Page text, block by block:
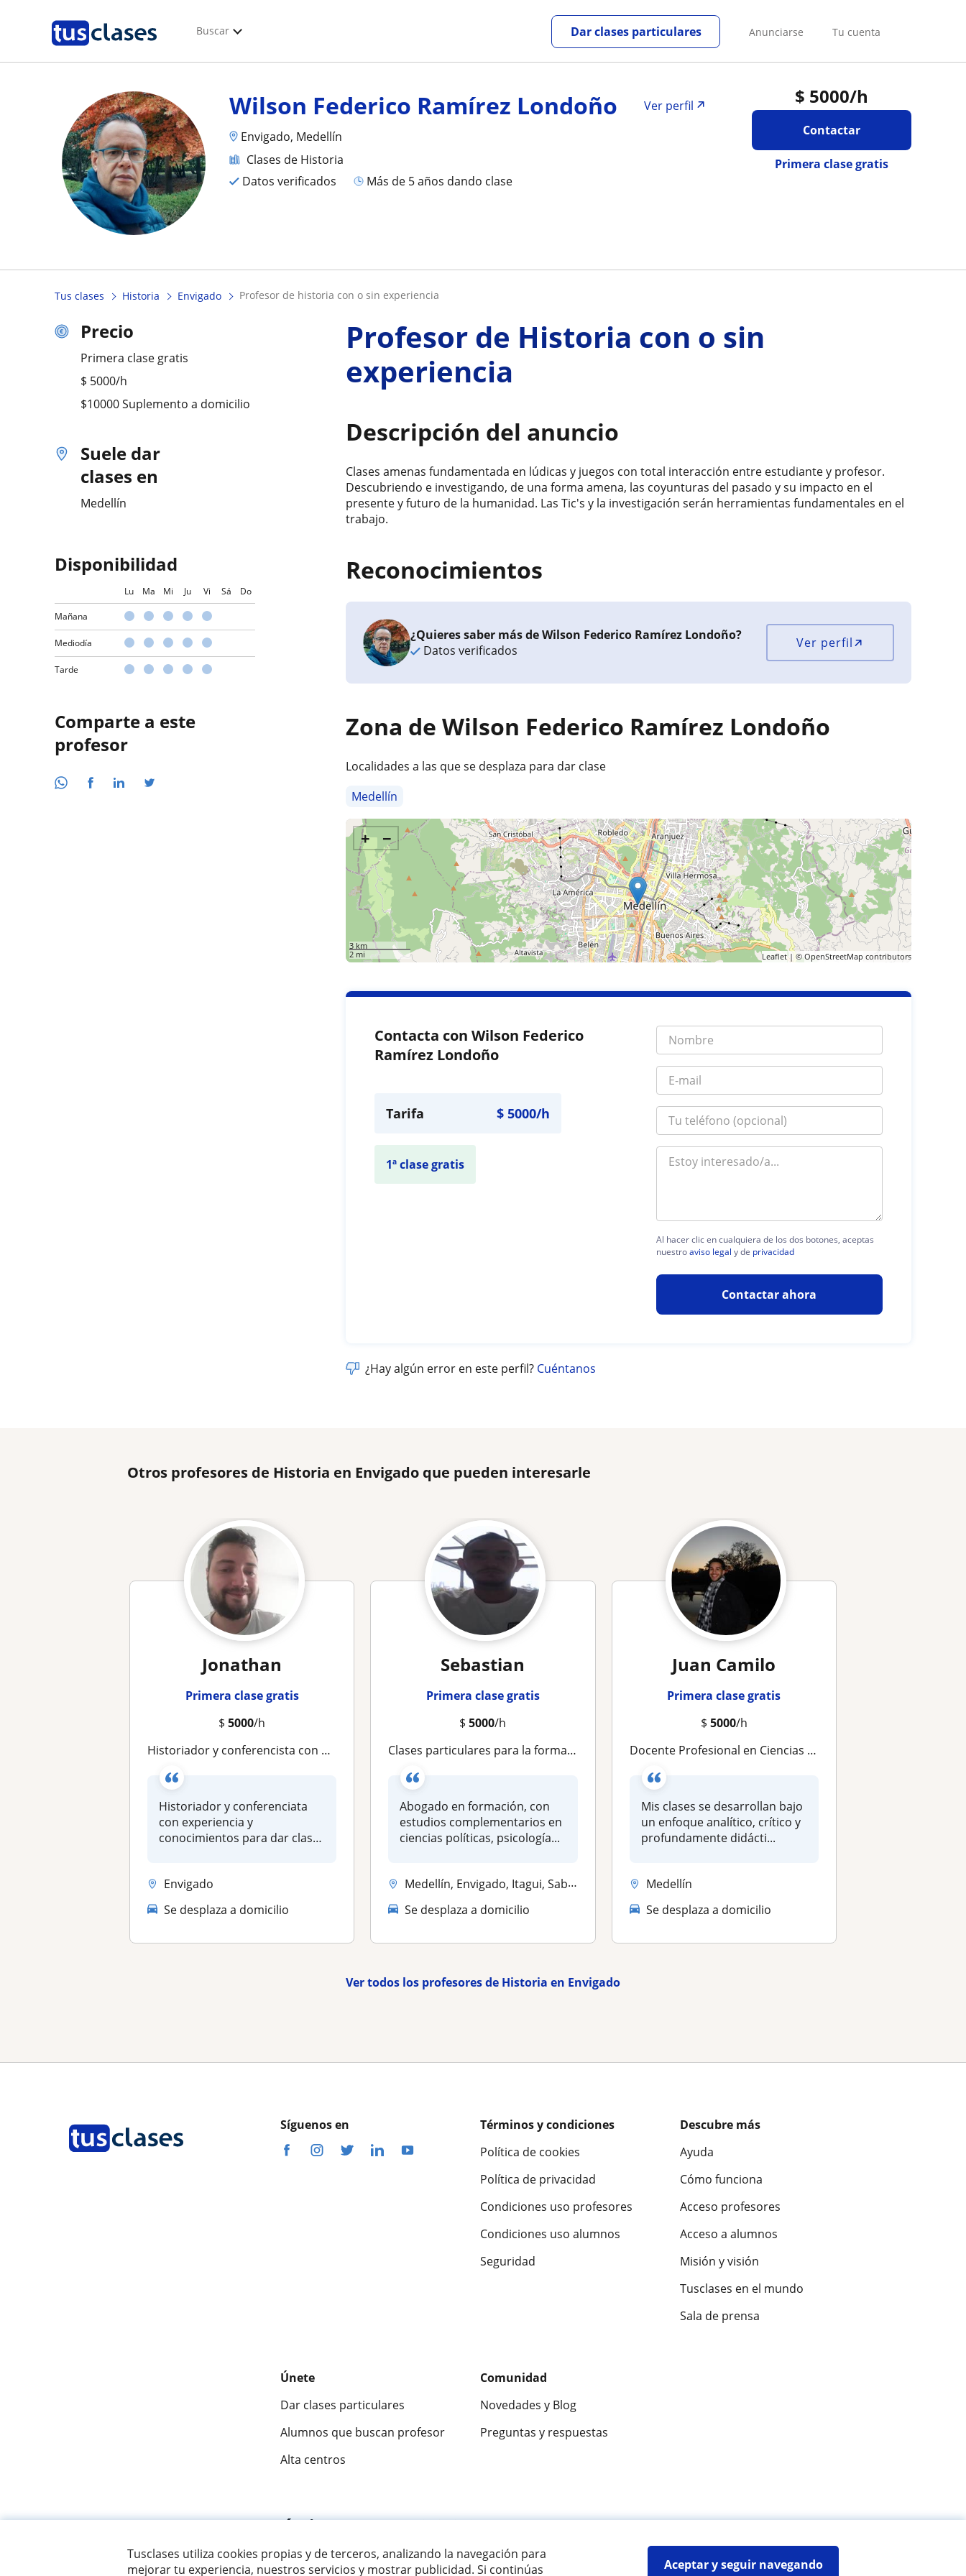
Tusclases utiliza cookies propias y de terceros, analizando la navegación para
mejorar tu experiencia, nuestros servicios y mostrar publicidad. Si continúas
Aceptar y seguir navegando
Buscar Anunciarse Tu cuenta
Dar clases particulares
$ 5000/h
Contactar
Primera clase gratis
Wilson Federico Ramírez Londoño
Ver perfil
Envigado, Medellín
Clases de Historia
Datos verificados
más de 5 años dando clase
Tus clases Historia Envigado profesor de historia con o sin experiencia
Precio
Primera clase gratis
$ 5000/h
$10000 Suplemento a domicilio
Suele dar
clases en
Medellín
Disponibilidad
Lu Ma Mi Ju Vi Sá Do
Mañana
Mediodía
Tarde
Comparte a este
profesor
Profesor de Historia con o sin
experiencia
Descripción del anuncio
Clases amenas fundamentada en lúdicas y juegos con total interacción entre estudiante y profesor.
Descubriendo e investigando, de una forma amena, las coyunturas del pasado y su impacto en el
presente y futuro de la humanidad. Las Tic's y la investigación serán herramientas fundamentales en el
trabajo.
Reconocimientos
¿Quieres saber más de Wilson Federico Ramírez Londoño?
Datos verificados
Ver perfil
Zona de Wilson Federico Ramírez Londoño
Localidades a las que se desplaza para dar clase
Medellín
+ −
3 km
2 mi
Leaflet| ©OpenStreetMap contributors
Contacta con Wilson Federico
Ramírez Londoño
Tarifa $5000/h
1ª clase gratis
Al hacer clic en cualquiera de los dos botones, aceptas
nuestroaviso legal y de privacidad
Contactar ahora
¿Hay algún error en este perfil? Cuéntanos
Otros profesores de Historia en Envigado que pueden interesarle
Jonathan
Primera clase gratis
$5000/h
Historiador y conferencista con experiencia en historia universal, historia colonial e historia de Colombia siglo xx
Historiador y conferenciata
con experiencia y
conocimientos para dar clases
Envigado
Se desplaza a domicilio
Sebastian
Primera clase gratis
$5000/h
Clases particulares para la formación académica, con dinámicas no convencionales garantizando así grandes resultados
Abogado en formación, con
estudios complementarios en
ciencias políticas, psicología...
Medellín, Envigado, Itagui, Sabaneta
Se desplaza a domicilio
Juan Camilo
Primera clase gratis
$ 5000/h
Docente Profesional en Ciencias Sociales | Formación Integral en Historia, Cultura y Sociedad
Mis clases se desarrollan bajo
un enfoque analítico, crítico y
profundamente didácti...
Medellín
Se desplaza a domicilio
Ver todos los profesores de Historia en Envigado
Síguenos en
Términos y condiciones
Política de cookies
Política de privacidad
Condiciones uso profesores
Condiciones uso alumnos
Seguridad
Descubre más
Ayuda
Cómo funciona
Acceso profesores
Acceso a alumnos
Misión y visión
Tusclases en el mundo
Sala de prensa
Únete
Dar clases particulares
Alumnos que buscan profesor
Alta centros
Comunidad
Novedades y Blog
Preguntas y respuestas
Fantástica 9,5/10 ★★★★★